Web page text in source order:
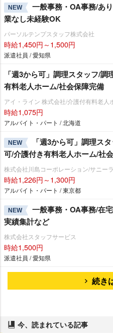
NEW
一般事務・OA事務/あ
業なし未経験OK
パーソルテンプスタッフ株式会社
時給1,450円～1,500円
派遣社員 / 愛知県
「週3から可」調理スタッフ/
有料老人ホーム/社会保障完備
アイ・ライン 株式会社/介護付有料老人
時給1,075円
アルバイト・パート / 北海道
NEW
「週3から可」調理ス
可/介護付き有料老人ホーム/社
株式会社川島コーポレーション/サニー
時給1,226円～1,300円
アルバイト・パート / 東京都
NEW
一般事務・OA事務/在
実績集計など
株式会社スタッフサービス
時給1,500円
派遣社員 / 愛知県
続き
今、読まれている記事